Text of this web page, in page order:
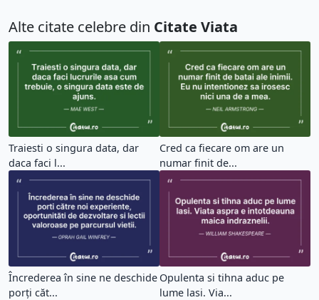
Alte citate celebre din Citate Viata
Traiesti o singura data, dar
daca faci l...
Cred ca fiecare om are un
numar finit de...
Încrederea în sine ne deschide
porți căt...
Opulenta si tihna aduc pe
lume lasi. Via...